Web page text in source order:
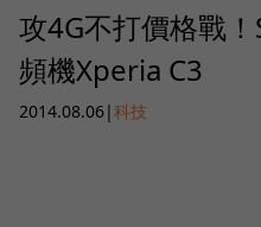
攻4G不打價格戰
頻機Xperia C3
2014.08.06|科技